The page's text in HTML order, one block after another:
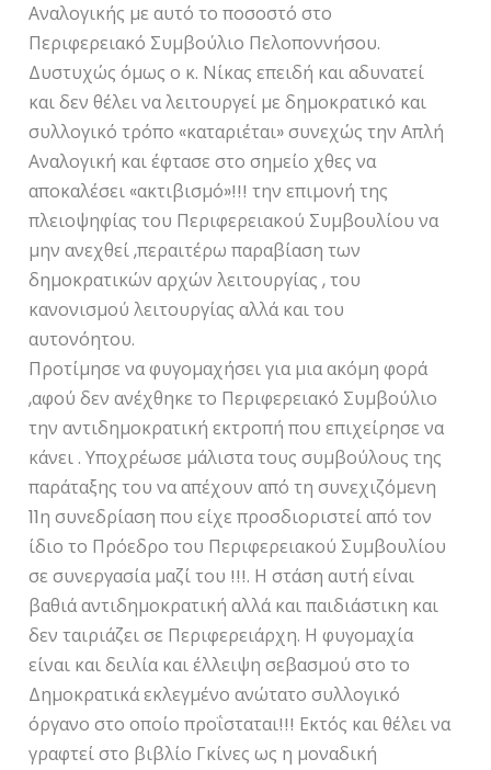
Αναλογικής με αυτό το ποσοστό στο
Περιφερειακό Συμβούλιο Πελοποννήσου.
Δυστυχώς όμως ο κ. Νίκας επειδή και αδυνατεί
και δεν θέλει να λειτουργεί με δημοκρατικό και
συλλογικό τρόπο «καταριέται» συνεχώς την Απλή
Αναλογική και έφτασε στο σημείο χθες να
αποκαλέσει «ακτιβισμό»!!! την επιμονή της
πλειοψηφίας του Περιφερειακού Συμβουλίου να
μην ανεχθεί ,περαιτέρω παραβίαση των
δημοκρατικών αρχών λειτουργίας , του
κανονισμού λειτουργίας αλλά και του
αυτονόητου.
Προτίμησε να φυγομαχήσει για μια ακόμη φορά
,αφού δεν ανέχθηκε το Περιφερειακό Συμβούλιο
την αντιδημοκρατική εκτροπή που επιχείρησε να
κάνει . Υποχρέωσε μάλιστα τους συμβούλους της
παράταξης του να απέχουν από τη συνεχιζόμενη
11η συνεδρίαση που είχε προσδιοριστεί από τον
ίδιο το Πρόεδρο του Περιφερειακού Συμβουλίου
σε συνεργασία μαζί του !!!. Η στάση αυτή είναι
βαθιά αντιδημοκρατική αλλά και παιδιάστικη και
δεν ταιριάζει σε Περιφερειάρχη. Η φυγομαχία
είναι και δειλία και έλλειψη σεβασμού στο το
Δημοκρατικά εκλεγμένο ανώτατο συλλογικό
όργανο στο οποίο προΐσταται!!! Εκτός και θέλει να
γραφτεί στο βιβλίο Γκίνες ως η μοναδική